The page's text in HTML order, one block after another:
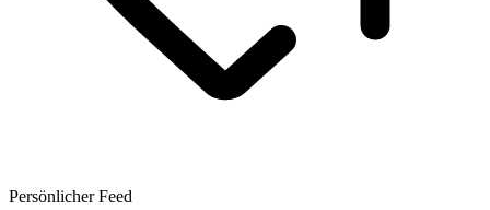
Persönlicher Feed